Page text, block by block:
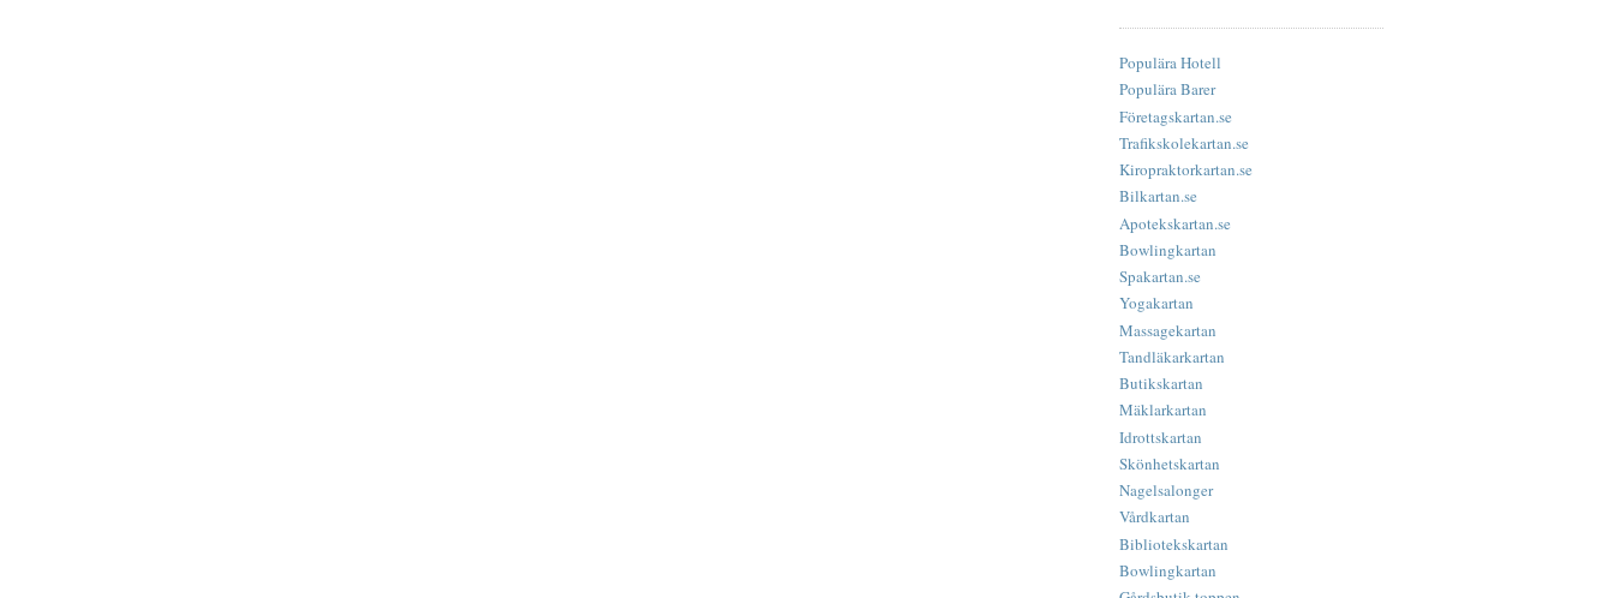
Populära Hotell
Populära Barer
Företagskartan.se
Trafikskolekartan.se
Kiropraktorkartan.se
Bilkartan.se
Apotekskartan.se
Bowlingkartan
Spakartan.se
Yogakartan
Massagekartan
Tandläkarkartan
Butikskartan
Mäklarkartan
Idrottskartan
Skönhetskartan
Nagelsalonger
Vårdkartan
Bibliotekskartan
Bowlingkartan